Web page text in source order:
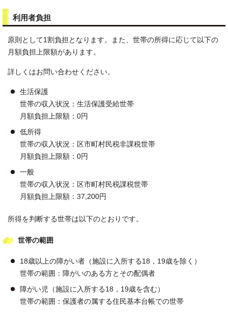
利用者負担
原則として1割負担となります。また、世帯の所得に応じて以下の
月額負担上限額があります。
詳しくはお問い合わせください。
生活保護
世帯の収入状況：生活保護受給世帯
月額負担上限額：0円
低所得
世帯の収入状況：区市町村民税非課税世帯
月額負担上限額：0円
一般
世帯の収入状況：区市町村民税課税世帯
月額負担上限額：37,200円
所得を判断する世帯は以下のとおりです。
世帯の範囲
18歳以上の障がい者（施設に入所する18，19歳を除く）
世帯の範囲：障がいのある方とその配偶者
障がい児（施設に入所する18，19歳を含む）
世帯の範囲：保護者の属する住民基本台帳での世帯